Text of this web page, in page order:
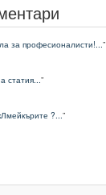
за професионалисти!...”
статия...”
?...”